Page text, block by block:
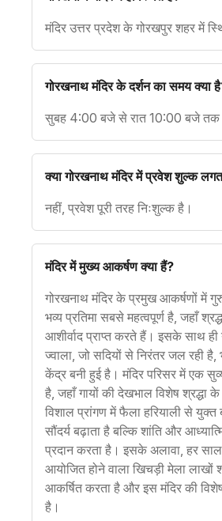
मंदिर उत्तर प्रदेश के गोरखपुर शहर में
गोरखनाथ मंदिर के दर्शन का समय क्या
सुबह 4:00 बजे से रात 10:00 बजे तक
क्या गोरखनाथ मंदिर में प्रवेश शुल्क
नहीं, प्रवेश पूरी तरह निःशुल्क है।
मंदिर में मुख्य आकर्षण क्या हैं?
गोरखनाथ मंदिर के प्रमुख आकर्षणों में
भव्य प्रतिमा सबसे महत्वपूर्ण है, जहाँ
आशीर्वाद प्राप्त करते हैं। इसके साथ
ज्वाला, जो सदियों से निरंतर जल रही
केंद्र बनी हुई है। मंदिर परिसर में एक
है, जहाँ गायों की देखभाल विशेष श्रद्धा
विशाल प्रांगण में फैला हरियाली से
सौंदर्य बढ़ाता है बल्कि शांति और
प्रदान करता है। इसके अलावा, हर
आयोजित होने वाला खिचड़ी मेला लाखों
आकर्षित करता है और इस मंदिर की
है।